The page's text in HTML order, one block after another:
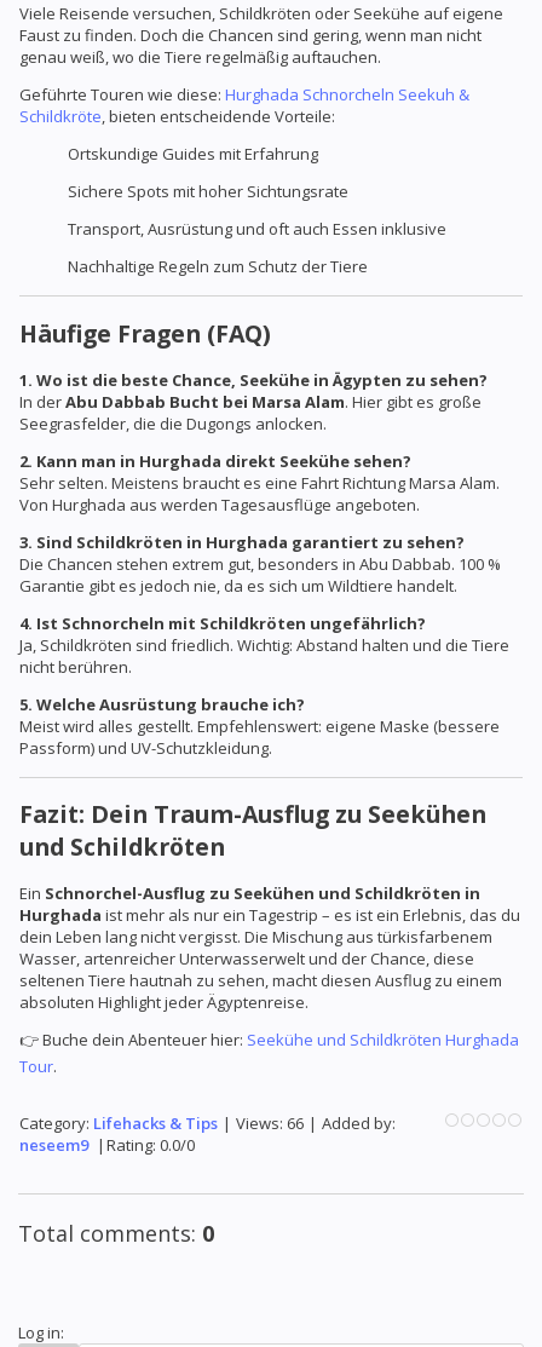
Viele Reisende versuchen, Schildkröten oder Seekühe auf eigene
Faust zu finden. Doch die Chancen sind gering, wenn man nicht
genau weiß, wo die Tiere regelmäßig auftauchen.
Geführte Touren wie diese: Hurghada Schnorcheln Seekuh &
Schildkröte, bieten entscheidende Vorteile:
Ortskundige Guides mit Erfahrung
Sichere Spots mit hoher Sichtungsrate
Transport, Ausrüstung und oft auch Essen inklusive
Nachhaltige Regeln zum Schutz der Tiere
Häufige Fragen (FAQ)
1. Wo ist die beste Chance, Seekühe in Ägypten zu sehen?
In derAbu Dabbab Bucht bei Marsa Alam. Hier gibt es große
Seegrasfelder, die die Dugongs anlocken.
2. Kann man in Hurghada direkt Seekühe sehen?
Sehr selten. Meistens braucht es eine Fahrt Richtung Marsa Alam.
Von Hurghada aus werden Tagesausflüge angeboten.
3. Sind Schildkröten in Hurghada garantiert zu sehen?
Die Chancen stehen extrem gut, besonders in Abu Dabbab. 100 %
Garantie gibt es jedoch nie, da es sich um Wildtiere handelt.
4. Ist Schnorcheln mit Schildkröten ungefährlich?
Ja, Schildkröten sind friedlich. Wichtig: Abstand halten und die Tiere
nicht berühren.
5. Welche Ausrüstung brauche ich?
Meist wird alles gestellt. Empfehlenswert: eigene Maske (bessere
Passform) und UV-Schutzkleidung.
Fazit: Dein Traum-Ausflug zu Seekühen
und Schildkröten
Ein Schnorchel-Ausflug zu Seekühen und Schildkröten in
Hurghada ist mehr als nur ein Tagestrip – es ist ein Erlebnis, das du
dein Leben lang nicht vergisst. Die Mischung aus türkisfarbenem
Wasser, artenreicher Unterwasserwelt und der Chance, diese
seltenen Tiere hautnah zu sehen, macht diesen Ausflug zu einem
absoluten Highlight jeder Ägyptenreise.
👉 Buche dein Abenteuer hier: Seekühe und Schildkröten Hurghada
Tour.
Category: Lifehacks & Tips | Views: 66 | Added by:
neseem9 | Rating: 0.0/0
Total comments: 0
Log in: